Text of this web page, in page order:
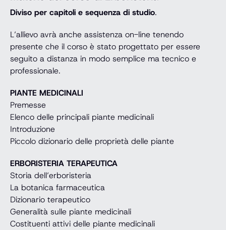
Diviso per capitoli e sequenza di studio.
L’allievo avrà anche assistenza on-line tenendo
presente che il corso è stato progettato per essere
seguito a distanza in modo semplice ma tecnico e
professionale.
PIANTE MEDICINALI
Premesse
Elenco delle principali piante medicinali
Introduzione
Piccolo dizionario delle proprietà delle piante
ERBORISTERIA TERAPEUTICA
Storia dell’erboristeria
La botanica farmaceutica
Dizionario terapeutico
Generalità sulle piante medicinali
Costituenti attivi delle piante medicinali